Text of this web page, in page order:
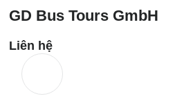
GD Bus Tours GmbH
Liên hệ